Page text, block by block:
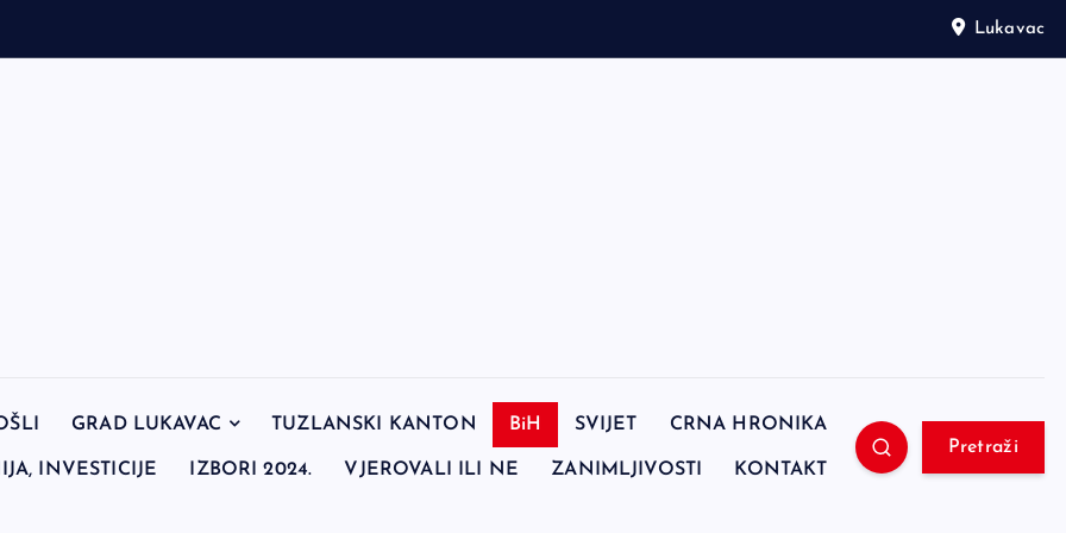
Lukavac
GRAD LUKAVAC TUZLANSKI KANTON BiH SVIJET CRNA HRONIKA
INVESTICIJE IZBORI 2024. VJEROVALI ILI NE ZANIMLJIVOSTI KONTAKT
Pretraži